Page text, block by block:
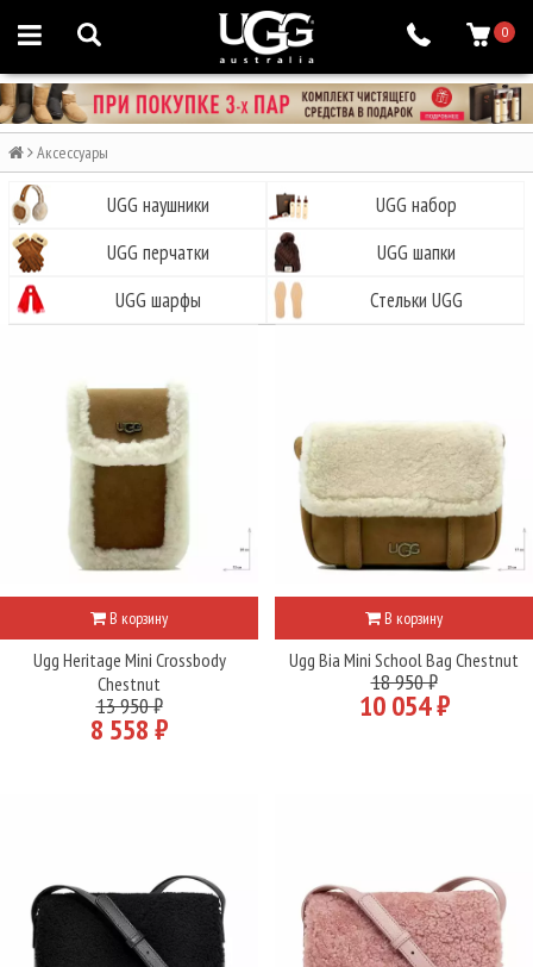
0
Аксессуары
UGG наушники
UGG набор
UGG перчатки
UGG шапки
UGG шарфы
Стельки UGG
В корзину
Ugg Heritage Mini Crossbody
Chestnut
13 950 ₽
8 558 ₽
В корзину
Ugg Bia Mini School Bag Chestnut
18 950 ₽
10 054 ₽